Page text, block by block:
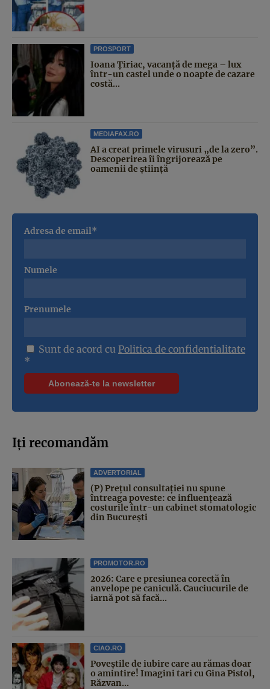
PROSPORT
Ioana Țiriac, vacanță de mega – lux
într-un castel unde o noapte de cazare
costă...
MEDIAFAX.RO
AI a creat primele virusuri „de la zero”.
Descoperirea îi îngrijorează pe
oamenii de știință
Adresa de email*
Numele
Prenumele
Sunt de acord cu Politica de confidentialitate
*
Iți recomandăm
ADVERTORIAL
(P) Prețul consultației nu spune
întreaga poveste: ce influențează
costurile într-un cabinet stomatologic
din București
PROMOTOR.RO
2026: Care e presiunea corectă în
anvelope pe caniculă. Cauciucurile de
iarnă pot să facă...
CIAO.RO
Poveştile de iubire care au rămas doar
o amintire! Imagini tari cu Gina Pistol,
Răzvan...